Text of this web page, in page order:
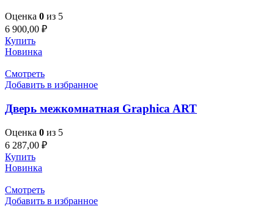
Оценка 0 из 5
6 900,00 ₽
Купить
Новинка
Смотреть
Добавить в избранное
Дверь межкомнатная Graphica ART
Оценка 0 из 5
6 287,00 ₽
Купить
Новинка
Смотреть
Добавить в избранное